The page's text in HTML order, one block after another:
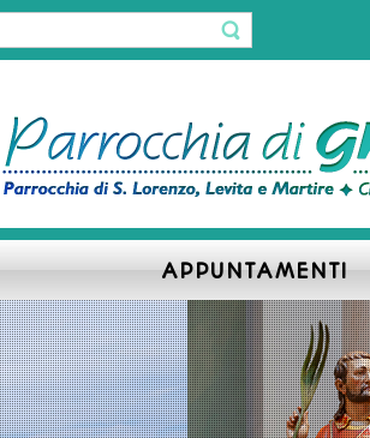
APPUNTAMENTI